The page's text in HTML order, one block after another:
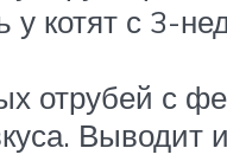
котят с 3-
отрубей с
Выводит